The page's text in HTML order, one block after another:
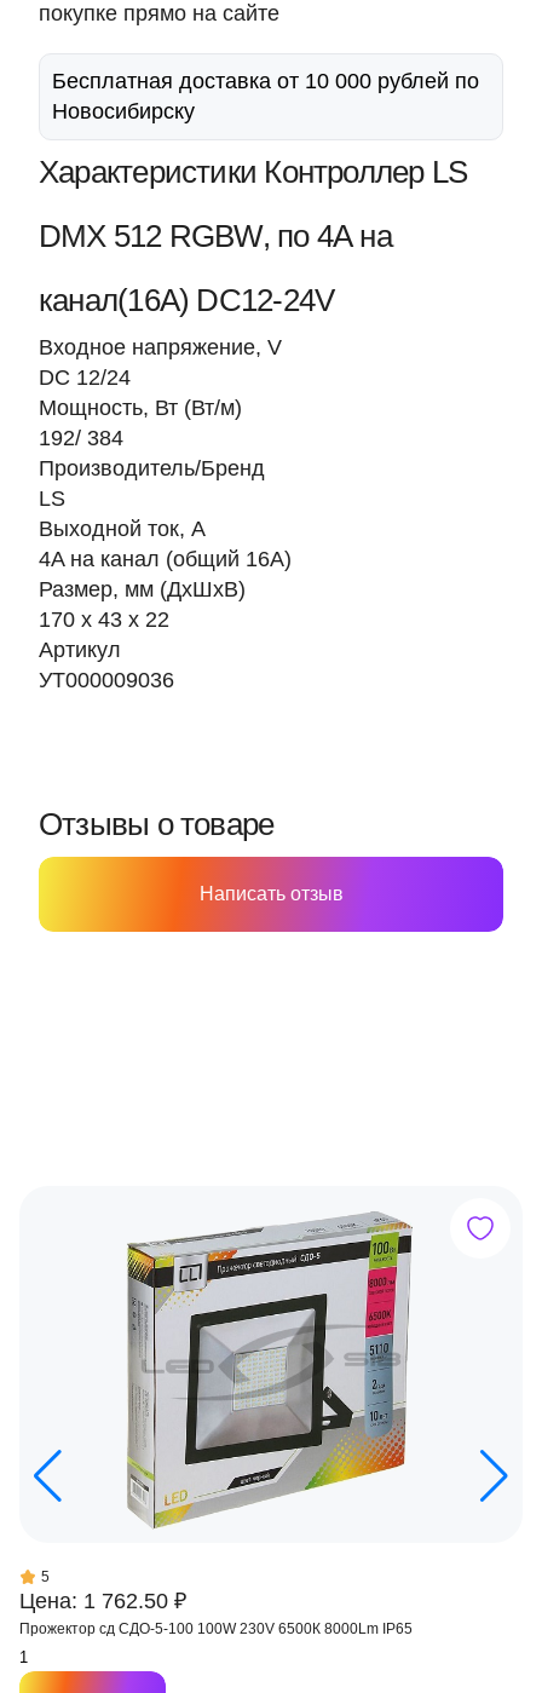
покупке прямо на сайте
Бесплатная доставка от 10 000 рублей по
Новосибирску
Характеристики Контроллер LS
DMX 512 RGBW, по 4А на
канал(16А) DC12-24V
Входное напряжение, V
DC 12/24
Мощность, Вт (Вт/м)
192/ 384
Производитель/Бренд
LS
Выходной ток, А
4A на канал (общий 16A)
Размер, мм (ДхШхВ)
170 х 43 х 22
Артикул
УТ000009036
Отзывы о товаре
Написать отзыв
Цена: 1 762.50 ₽
5
Прожектор сд СДО-5-100 100W 230V 6500К 8000Lm IP65